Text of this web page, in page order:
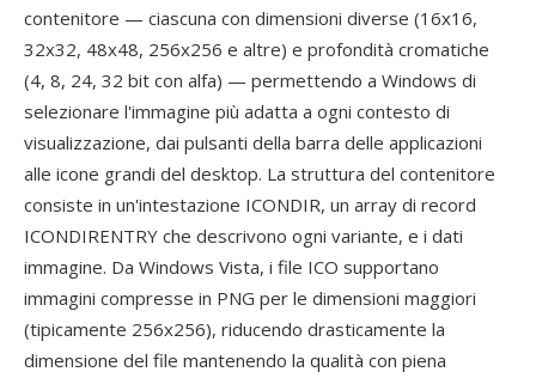
contenitore — ciascuna con dimensioni diverse (16x16,
32x32, 48x48, 256x256 e altre) e profondità cromatiche
(4, 8, 24, 32 bit con alfa) — permettendo a Windows di
selezionare l'immagine più adatta a ogni contesto di
visualizzazione, dai pulsanti della barra delle applicazioni
alle icone grandi del desktop. La struttura del contenitore
consiste in un'intestazione ICONDIR, un array di record
ICONDIRENTRY che descrivono ogni variante, e i dati
immagine. Da Windows Vista, i file ICO supportano
immagini compresse in PNG per le dimensioni maggiori
(tipicamente 256x256), riducendo drasticamente la
dimensione del file mantenendo la qualità con piena